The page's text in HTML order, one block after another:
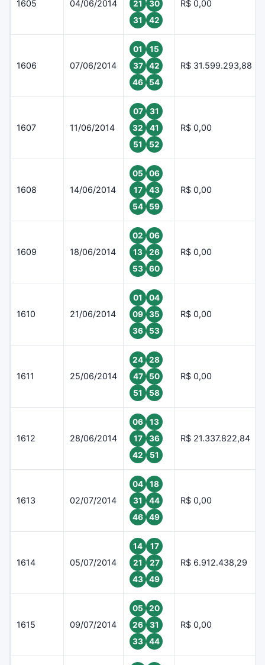
1605 04/06/2014 21
30
31
42
R$ 0,00
1606 07/06/2014
01
15
37
42
46
54
R$ 31.599.293,88
1607 11/06/2014
07
31
32
41
51
52
R$ 0,00
1608 14/06/2014
05
06
17
43
54
59
R$ 0,00
1609 18/06/2014
02
06
13
26
53
60
R$ 0,00
1610 21/06/2014
01
04
09
35
36
53
R$ 0,00
1611 25/06/2014
24
28
47
50
51
58
R$ 0,00
1612 28/06/2014
06
13
17
36
42
51
R$ 21.337.822,84
1613 02/07/2014
04
18
31
44
46
49
R$ 0,00
1614 05/07/2014
14
17
21
27
43
49
R$ 6.912.438,29
1615 09/07/2014
05
20
26
31
33
44
R$ 0,00